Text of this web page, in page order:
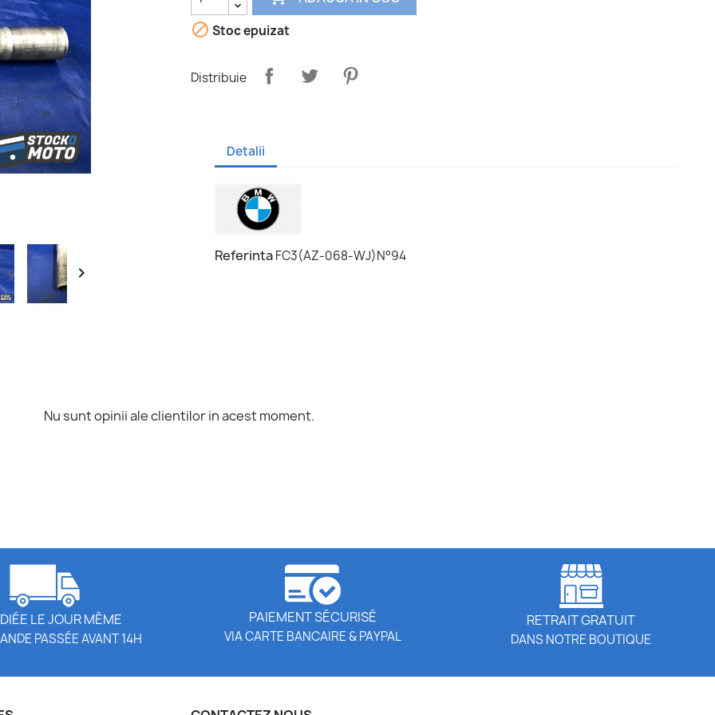

 Stoc epuizat
Distribuie
Detalii
ReferintaFC3(AZ-068-WJ)N°94
Nu sunt opinii ale clientilor in acest moment.
LE JOUR MÊME
PASSÉE AVANT 14H
PAIEMENT SÉCURISÉ
VIA CARTE BANCAIRE & PAYPAL
RETRAIT GRATUIT
DANS NOTRE BOUTIQUE